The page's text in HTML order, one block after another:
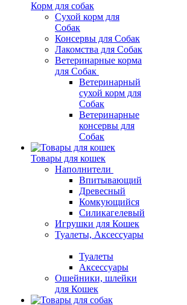
Корм для собак
Сухой корм для
Собак
Консервы для Собак
Лакомства для Собак
Ветеринарные корма
для Собак
Ветеринарный
сухой корм для
Собак
Ветеринарные
консервы для
Собак
Товары для кошек
Наполнители
Впитывающий
Древесный
Комкующийся
Силикагелевый
Игрушки для Кошек
Туалеты, Аксессуары
Туалеты
Аксессуары
Ошейники, шлейки
для Кошек